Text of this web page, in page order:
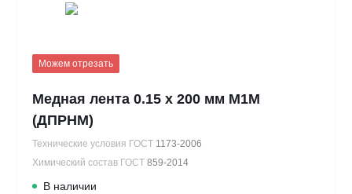
Можем отрезать
Медная лента 0.15 х 200 мм М1М
(ДПРНМ)
Технические условия ГОСТ 1173-2006
Химический состав ГОСТ 859-2014
В наличии